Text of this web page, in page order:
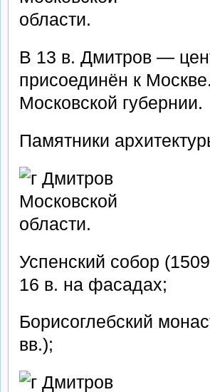
В 13 в. Дмитров —
присоединён к
Московской губернии.
Памятники
Успенский собор
16 в. на фасадах;
Борисоглебский
вв.);